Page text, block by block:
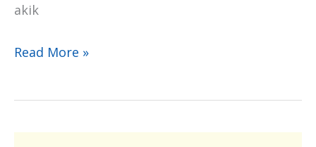
akik
Read More »